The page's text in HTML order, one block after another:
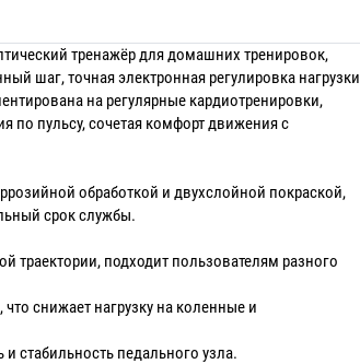
тренажёр для домашних тренировок,
шаг, точная электронная регулировка нагрузки
на регулярные кардиотренировки,
по пульсу, сочетая комфорт движения с
обработкой и двухслойной покраской,
срок службы.
траектории, подходит пользователям разного
снижает нагрузку на коленные и
стабильность педального узла.